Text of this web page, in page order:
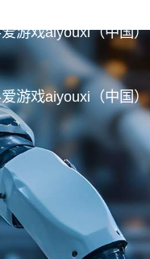
游戏aiyouxi（中国）
游戏aiyouxi（中国）